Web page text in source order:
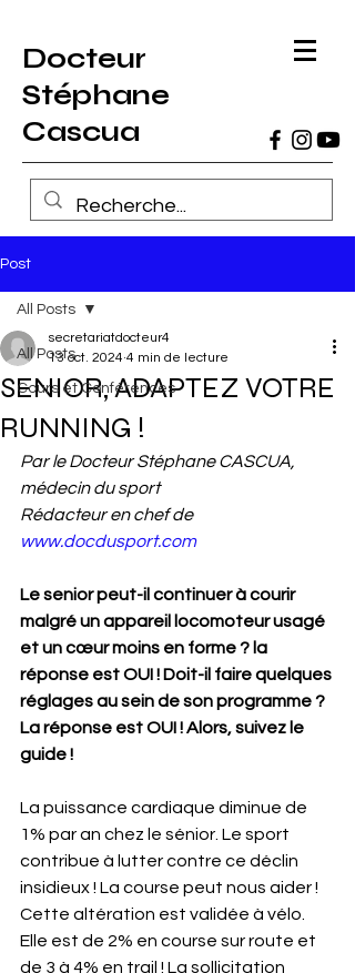
Docteur
Stéphane
Cascua
Post
All Posts
Cours et Conférences
All Posts
SENIOR, ADAPTEZ VOTRE
RUNNING !
secretariatdocteur4
13 oct. 2024 4 min de lecture
Par le Docteur Stéphane CASCUA,
médecin du sport
Rédacteur en chef de
www.docdusport.com
Le senior peut-il continuer à courir
malgré un appareil locomoteur usagé
et un cœur moins en forme ? la
réponse est OUI ! Doit-il faire quelques
réglages au sein de son programme ?
La réponse est OUI ! Alors, suivez le
guide !
La puissance cardiaque diminue de
1% par an chez le sénior. Le sport
contribue à lutter contre ce déclin
insidieux ! La course peut nous aider !
Cette altération est validée à vélo.
Elle est de 2% en course sur route et
de 3 à 4% en trail ! La sollicitation